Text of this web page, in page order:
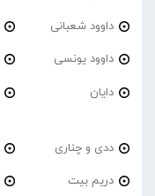
داوود شعبانی
داوود یونسی
دایان
ددی و چناری
دریم بیت